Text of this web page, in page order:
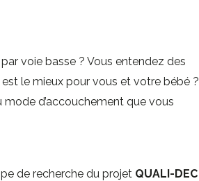
voie basse ? Vous entendez des
le mieux pour vous et votre bébé ?
d’accouchement que vous
de recherche du projet QUALI-DEC